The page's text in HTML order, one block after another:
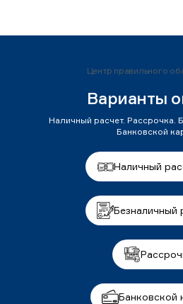
Центр правильного
Варианты
Наличный расчет. Рассрочка.
Банковской
Наличный
Безналичный
Банковской